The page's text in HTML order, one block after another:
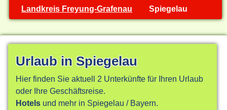
Landkreis Freyung-Grafenau
Spiegelau
Urlaub in Spiegelau
Hier finden Sie aktuell 2 Unterkünfte für Ihren Urlaub
oder Ihre Geschäftsreise.
Hotels und mehr in Spiegelau / Bayern.